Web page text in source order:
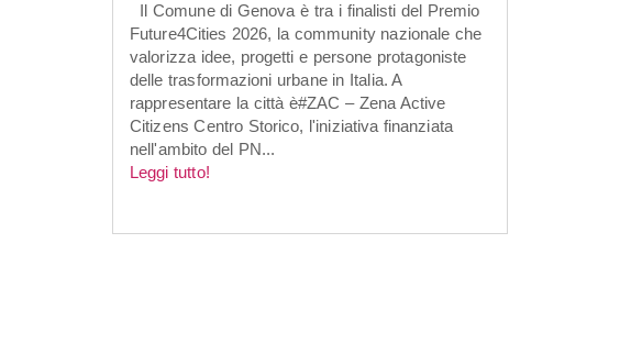
Il Comune di Genova è tra i finalisti del Premio
Future4Cities 2026, la community nazionale che
valorizza idee, progetti e persone protagoniste
delle trasformazioni urbane in Italia. A
rappresentare la città è#ZAC – Zena Active
Citizens Centro Storico, l'iniziativa finanziata
nell'ambito del PN...
Leggi tutto!